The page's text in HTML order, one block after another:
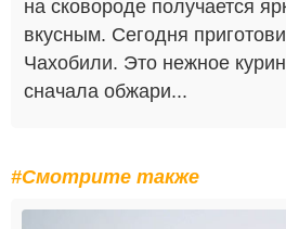
на сковороде получается
вкусным. Сегодня
Чахобили. Это нежное
сначала обжари...
#Смотрите также